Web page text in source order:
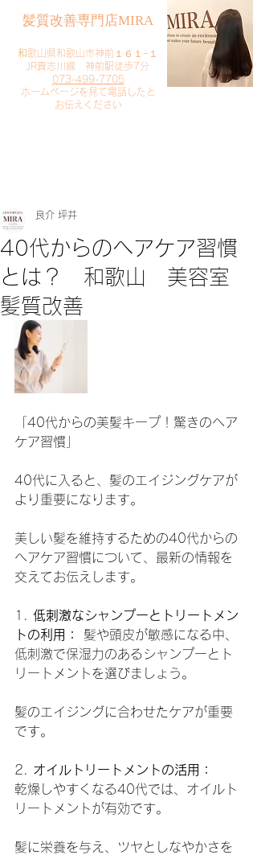
​髪質改善専門店MIRA
​和歌山県和歌山市神前１６１−１
JR貴志川線 神前駅徒歩7分
073-499-7705
​ホームページを見て電話したと
お伝えください
40代からのヘアケア習慣
とは？ 和歌山 美容室
髪質改善
良介 坪井
「40代からの美髪キープ！驚きのヘア
ケア習慣」
40代に入ると、髪のエイジングケアが
より重要になります。
美しい髪を維持するための40代からの
ヘアケア習慣について、最新の情報を
交えてお伝えします。
1. 低刺激なシャンプーとトリートメン
トの利用：
髪や頭皮が敏感になる中、
低刺激で保湿力のあるシャンプーとト
リートメントを選びましょう。
髪のエイジングに合わせたケアが重要
です。
2. オイルトリートメントの活用：
乾燥しやすくなる40代では、オイルト
リートメントが有効です。
髪に栄養を与え、ツヤとしなやかさを